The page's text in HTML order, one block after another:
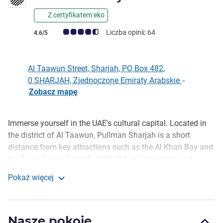
Z certyfikatem eko
Ocena klientów (Ocena ALL)
4.6/5 Liczba opinii: 64
Al Taawun Street, Sharjah, PO Box 482,
0 SHARJAH, Zjednoczone Emiraty Arabskie -
Zobacz mapę
Opis
Immerse yourself in the UAE's cultural capital. Located in
the district of Al Taawun, Pullman Sharjah is a short
distance from key attractions such as the Al Khan Bay and
hotel is a playground for creative explorers and business
recharge the body.
Pokaż więcej